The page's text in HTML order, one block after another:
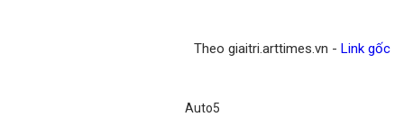
Theo giaitri.arttimes.vn - Link gốc
Auto5